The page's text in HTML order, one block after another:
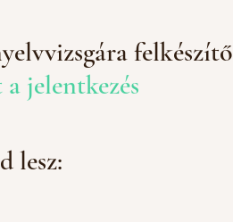
felkészítő
jelentkezés
lesz: